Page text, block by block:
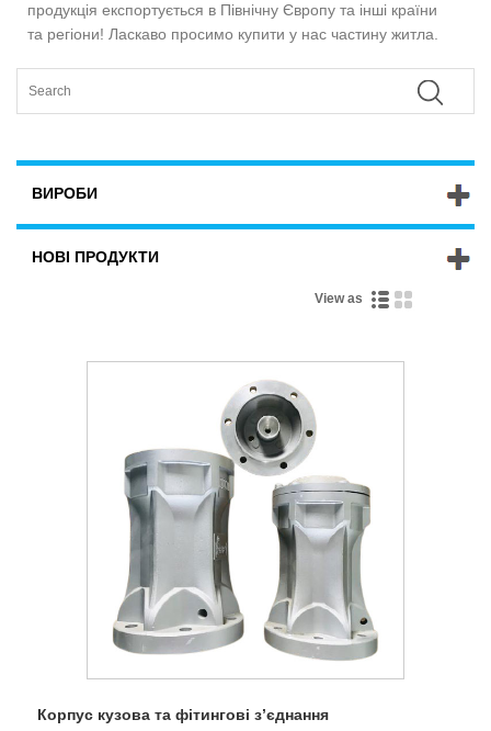
продукція експортується в Північну Європу та інші країни
та регіони! Ласкаво просимо купити у нас частину житла.
ВИРОБИ
НОВІ ПРОДУКТИ
View as
Корпус кузова та фітингові з’єднання